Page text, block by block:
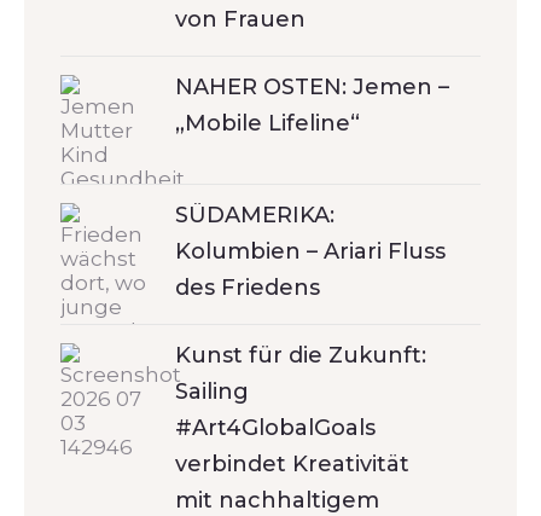
von Frauen
NAHER OSTEN: Jemen –
„Mobile Lifeline“
SÜDAMERIKA:
Kolumbien – Ariari Fluss
des Friedens
Kunst für die Zukunft:
Sailing
#Art4GlobalGoals
verbindet Kreativität
mit nachhaltigem